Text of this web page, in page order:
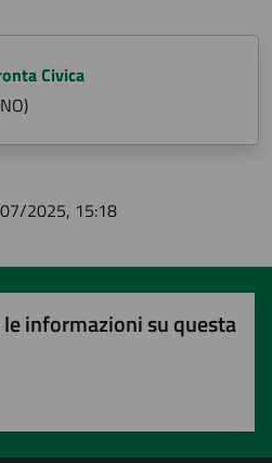
Civica
2025, 15:18
informazioni su questa
su 5
su 5
5